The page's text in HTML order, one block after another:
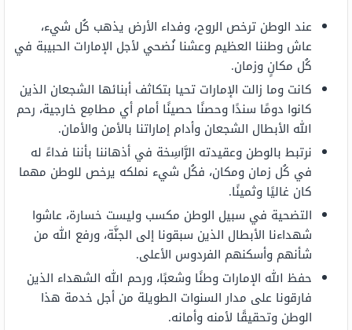
عند الوطن ترخص الروح، وفداء الأرض يذهب كُل شيء،
عاش وطننا العظيم وعشنا نُضحي لأجل الإمارات الحبيبة في
كُل مكانٍ وزمان.
كانت وما زالت الإمارات تحيا بتكاثف أبنائها الشجعان الذين
كانوا دومًا سندًا وحصنًا حصينًا أمام أي مطامِع خارجية، رحم
الله الأبطال الشجعان وأدام إماراتنا بالأمن والأمان.
نرتبط بالوطن وعقيدته الرَّاسِخة في أذهاننا بأننا فداءً له
في كُل زمان ومكان، فكُل شيء نملكه يرخص للوطن مهما
كان غاليًا وثمينًا.
التضحية في سبيل الوطن مكسب وليست خسارة، عاشوا
شهداءنا الأبطال الذين سبقونا إلى الجنَّة، ورفع الله من
شأنهم وأسكنهم الفردوس الأعلى.
حفظ الله الإمارات وطنًا وشعبًا، ورحم الله الشهداء الذين
فارقونا على مدار السنوات الطويلة من أجل خدمة هذا
الوطن وتحقيقًا لأمنه وأمانه.